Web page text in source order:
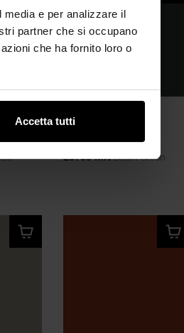
e per analizzare il
partner che si occupano
che ha fornito loro o
Accetta tutti
Black Green
25735 MNBlack Green